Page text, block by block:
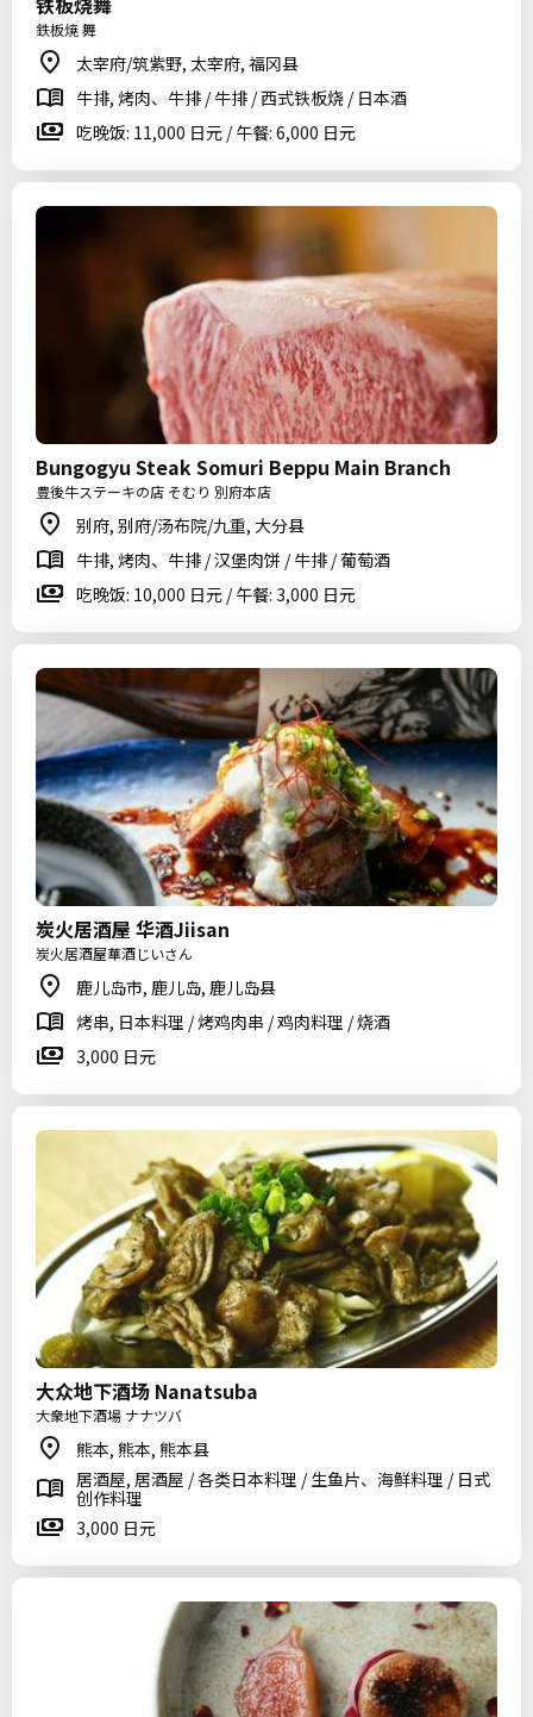
鉄板焼 舞
太宰府/筑紫野, 太宰府, 福冈县
牛排, 烤肉、牛排 / 牛排 / 西式铁板烧 / 日本酒
吃晚饭: 11,000 日元 / 午餐: 6,000 日元
Bungogyu Steak Somuri Beppu Main Branch
豊後牛ステーキの店 そむり 別府本店
别府, 别府/汤布院/九重, 大分县
牛排, 烤肉、牛排 / 汉堡肉饼 / 牛排 / 葡萄酒
吃晚饭: 10,000 日元 / 午餐: 3,000 日元
炭火居酒屋 华酒Jiisan
炭火居酒屋華酒じいさん
鹿儿岛市, 鹿儿岛, 鹿儿岛县
烤串, 日本料理 / 烤鸡肉串 / 鸡肉料理 / 烧酒
3,000 日元
大众地下酒场 Nanatsuba
大衆地下酒場 ナナツバ
熊本, 熊本, 熊本县
居酒屋, 居酒屋 / 各类日本料理 / 生鱼片、海鲜料理 / 日式
创作料理
3,000 日元